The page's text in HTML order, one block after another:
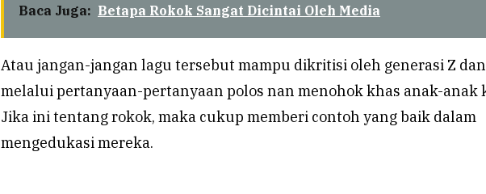
Baca Juga: Betapa Rokok Sangat Dicintai Oleh Media
Atau jangan-jangan lagu tersebut mampu dikritisi oleh generasi Z
melalui pertanyaan-pertanyaan polos nan menohok khas anak-anak
Jika ini tentang rokok, maka cukup memberi contoh yang baik dalam
mengedukasi mereka.